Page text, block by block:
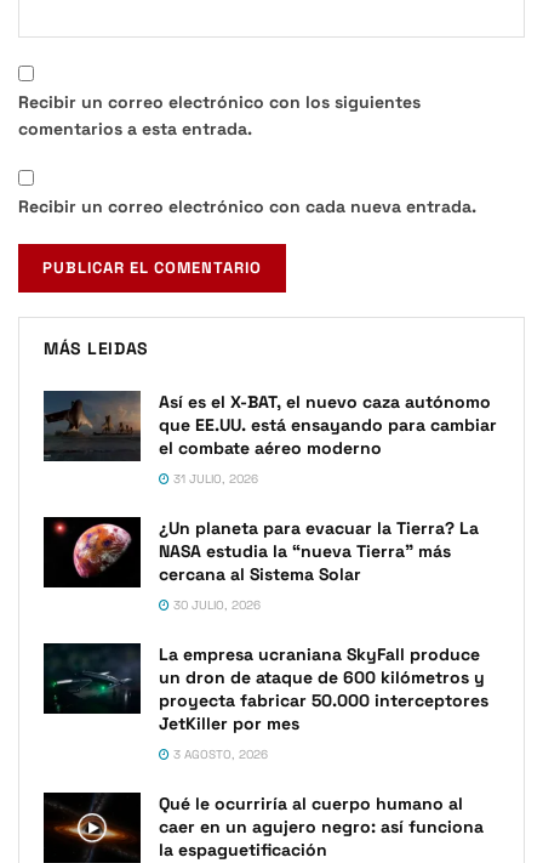
Recibir un correo electrónico con los siguientes
comentarios a esta entrada.
Recibir un correo electrónico con cada nueva entrada.
MÁS LEIDAS
Así es el X-BAT, el nuevo caza autónomo
que EE.UU. está ensayando para cambiar
el combate aéreo moderno
31 JULIO, 2026
¿Un planeta para evacuar la Tierra? La
NASA estudia la “nueva Tierra” más
cercana al Sistema Solar
30 JULIO, 2026
La empresa ucraniana SkyFall produce
un dron de ataque de 600 kilómetros y
proyecta fabricar 50.000 interceptores
JetKiller por mes
3 AGOSTO, 2026
Qué le ocurriría al cuerpo humano al
caer en un agujero negro: así funciona
la espaguetificación